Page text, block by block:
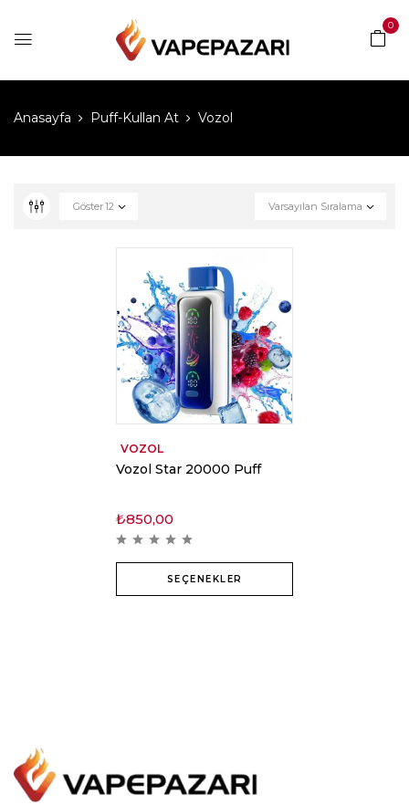
0
Anasayfa Puff-Kullan At Vozol
Varsayılan Sıralama
Göster12
VOZOL
Vozol Star 20000 Puff
₺850,00
SEÇENEKLER